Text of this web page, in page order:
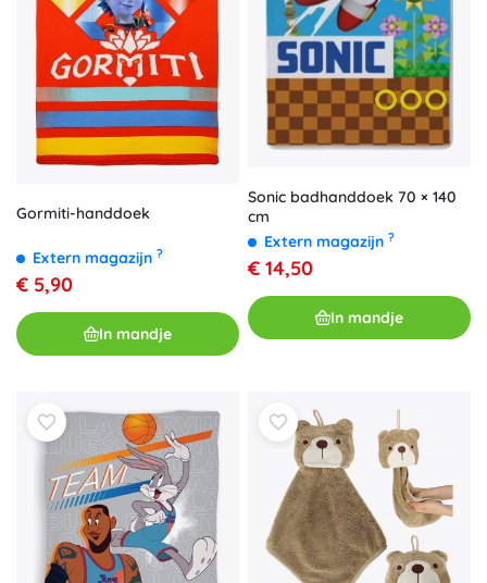
Gormiti-handdoek
Extern magazijn ?
€ 5,90
In mandje
Sonic badhanddoek 70 × 140
cm
Extern magazijn ?
€ 14,50
In mandje